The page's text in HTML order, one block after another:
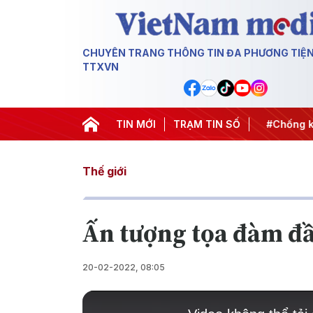
CHUYÊN TRANG THÔNG TIN ĐA PHƯƠNG
TTXVN
TIN MỚI TRẠM TIN SỐ
thành hành động #Chiến dịch 500 ngày đêm #Chống
Thế giới
Ấn tượng tọa đàm
20-02-2022, 08:05
This